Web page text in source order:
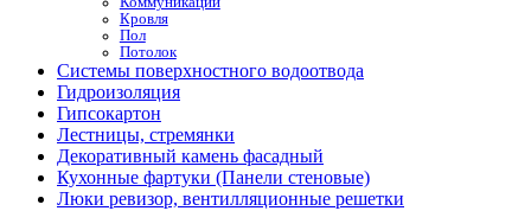
Кровля
Пол
Потолок
Системы поверхностного водоотвода
Гидроизоляция
Гипсокартон
Лестницы, стремянки
Декоративный камень фасадный
Кухонные фартуки (Панели стеновые)
Люки ревизор, вентилляционные решетки